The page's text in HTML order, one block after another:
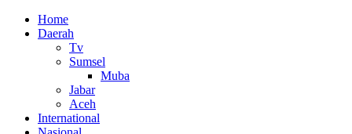
Home
Daerah
Tv
Sumsel
Muba
Jabar
Aceh
International